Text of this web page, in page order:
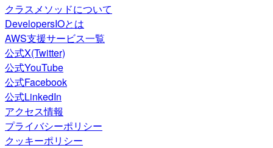
クラスメソッドについて
DevelopersIOとは
AWS支援サービス一覧
公式X(Twitter)
公式YouTube
公式Facebook
公式LinkedIn
アクセス情報
プライバシーポリシー
クッキーポリシー